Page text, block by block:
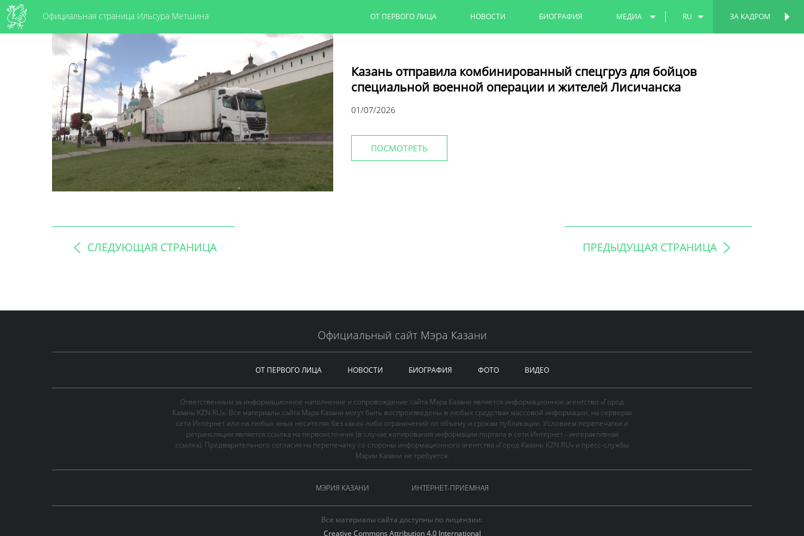
Официальная страница Ильсура Метшина ЗА КАДРОМ
ОТ ПЕРВОГО ЛИЦА НОВОСТИ БИОГРАФИЯ МЕДИА
ВИДЕО
RU
Казань отправила комбинированный спецгруз для бойцов
специальной военной операции и жителей Лисичанска
01/07/2026
ПОСМОТРЕТЬ
СЛЕДУЮЩАЯ СТРАНИЦА ПРЕДЫДУЩАЯ СТРАНИЦА
Официальный сайт Мэра Казани
ОТ ПЕРВОГО ЛИЦА НОВОСТИ БИОГРАФИЯ ФОТО ВИДЕО
Ответственным за информационное наполнение и сопровождение сайта Мэра Казани является информационное агентство «Город
Казань KZN.RU». Все материалы сайта Мэра Казани могут быть воспроизведены в любых средствах массовой информации, на серверах
сети Интернет или на любых иных носителях без каких-либо ограничений по объему и срокам публикации. Условием перепечатки и
ретрансляции является ссылка на первоисточник (в случае копирования информации портала в сети Интернет - интерактивная
ссылка). Предварительного согласия на перепечатку со стороны информационного агентства «Город Казань KZN.RU» и пресс-службы
Мэрии Казани не требуется.
МЭРИЯ КАЗАНИ ИНТЕРНЕТ-ПРИЕМНАЯ
Все материалы сайта доступны по лицензии:
Creative Commons Attribution 4.0 International